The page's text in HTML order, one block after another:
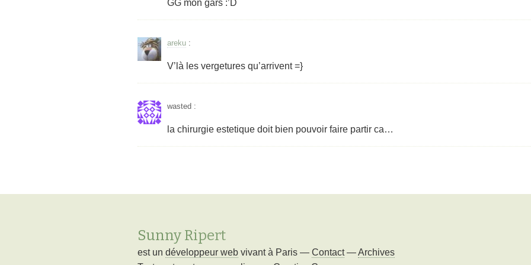
GG mon gars :’D
areku :
V’là les vergetures qu’arrivent =}
wasted :
la chirurgie estetique doit bien pouvoir faire partir ca…
Sunny Ripert
est un développeur web vivant à Paris — Contact—Archives